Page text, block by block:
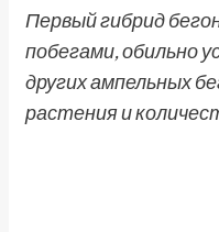
Первый гибрид
побегами, обильно
других ампельных
растения и